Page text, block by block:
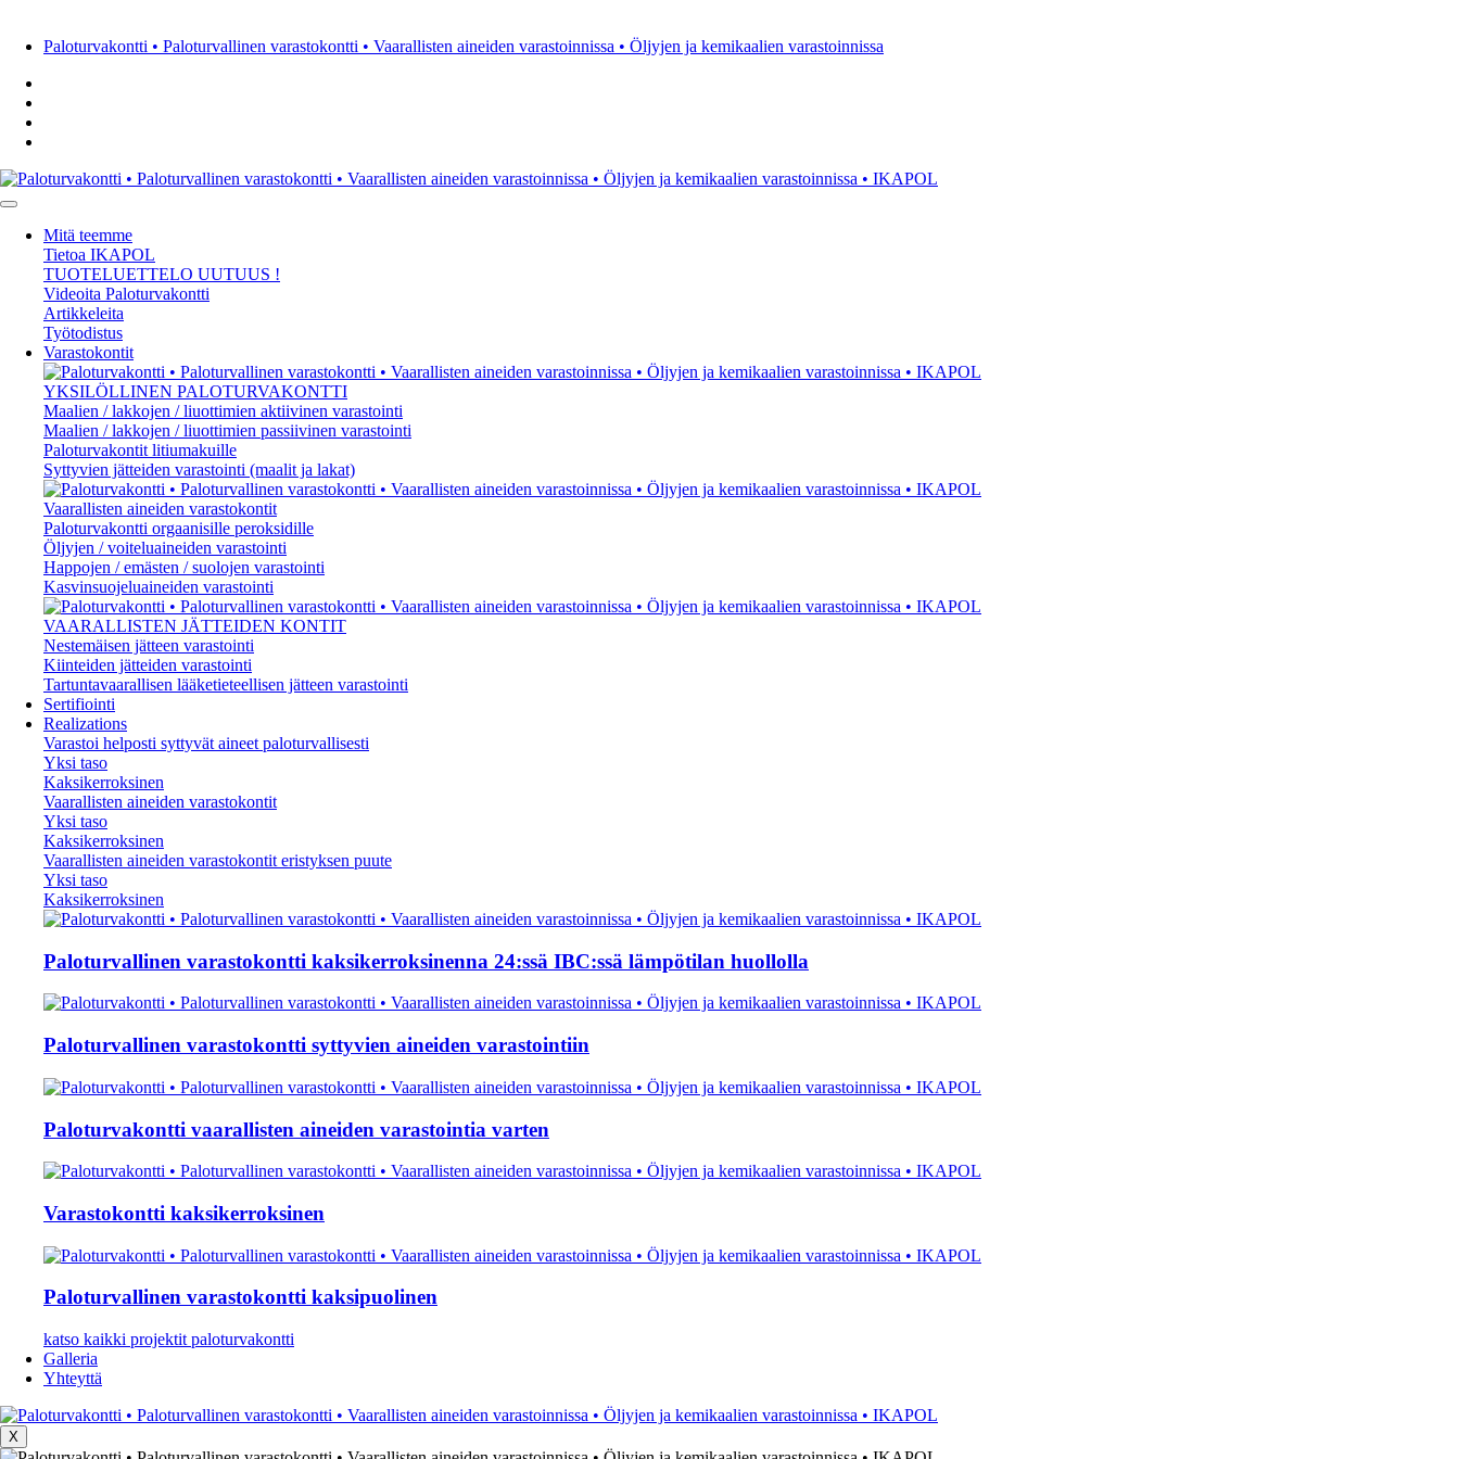
Paloturvakontti • Paloturvallinen varastokontti • Vaarallisten aineiden varastoinnissa • Öljyjen ja kemikaalien varastoinnissa
Mitä teemme
Tietoa IKAPOL
TUOTELUETTELO UUTUUS !
Videoita Paloturvakontti
Artikkeleita
Työtodistus
Varastokontit
YKSILÖLLINEN PALOTURVAKONTTI
Maalien / lakkojen / liuottimien aktiivinen varastointi
Maalien / lakkojen / liuottimien passiivinen varastointi
Paloturvakontit litiumakuille
Syttyvien jätteiden varastointi (maalit ja lakat)
Vaarallisten aineiden varastokontit
Paloturvakontti orgaanisille peroksidille
Öljyjen / voiteluaineiden varastointi
Happojen / emästen / suolojen varastointi
Kasvinsuojeluaineiden varastointi
VAARALLISTEN JÄTTEIDEN KONTIT
Nestemäisen jätteen varastointi
Kiinteiden jätteiden varastointi
Tartuntavaarallisen lääketieteellisen jätteen varastointi
Sertifiointi
Realizations
Varastoi helposti syttyvät aineet paloturvallisesti
Yksi taso
Kaksikerroksinen
Vaarallisten aineiden varastokontit
Yksi taso
Kaksikerroksinen
Vaarallisten aineiden varastokontit eristyksen puute
Yksi taso
Kaksikerroksinen
Paloturvallinen varastokontti kaksikerroksinenna 24:ssä IBC:ssä lämpötilan huollolla
Paloturvallinen varastokontti syttyvien aineiden varastointiin
Paloturvakontti vaarallisten aineiden varastointia varten
Varastokontti kaksikerroksinen
Paloturvallinen varastokontti kaksipuolinen
katso kaikki projektit paloturvakontti
Galleria
Yhteyttä
X